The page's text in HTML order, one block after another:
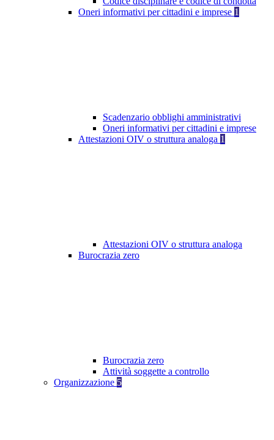
Oneri informativi per cittadini e imprese 1
Scadenzario obblighi amministrativi
Oneri informativi per cittadini e imprese
Attestazioni OIV o struttura analoga 1
Attestazioni OIV o struttura analoga
Burocrazia zero
Burocrazia zero
Attività soggette a controllo
Organizzazione 5